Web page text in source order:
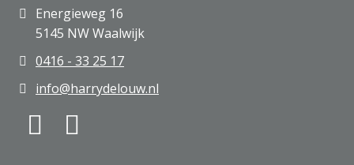
Energieweg 16
5145 NW Waalwijk
0416 - 33 25 17
info@harrydelouw.nl